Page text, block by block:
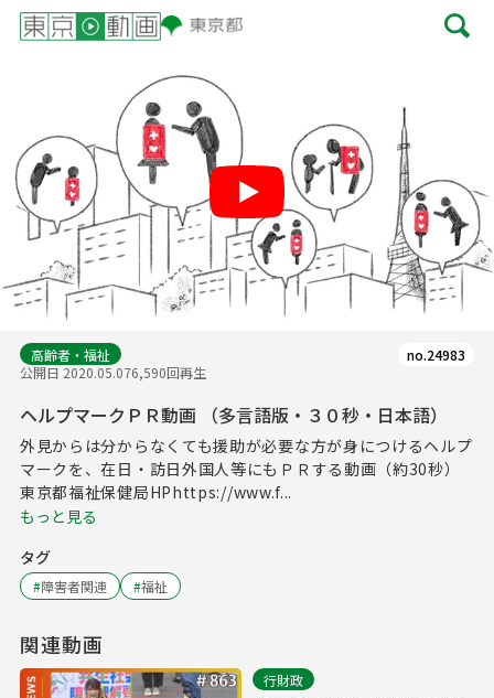
Play
高齢者・福祉
公開日 2020.05.076,590回再生
no.24983
ヘルプマークＰＲ動画 （多言語版・３０秒・日本語）
外見からは分からなくても援助が必要な方が身につけるヘルプ
マークを、在日・訪日外国人等にもＰＲする動画（約30秒）
東京都福祉保健局HPhttps://www.f...
もっと見る
タグ
#障害者関連 #福祉
関連動画
行財政